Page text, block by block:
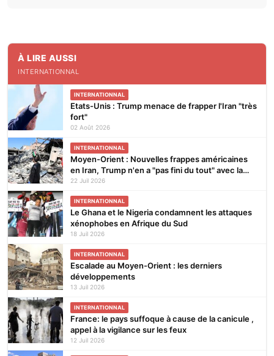
À LIRE AUSSI
INTERNATIONNAL
INTERNATIONNAL
Etats-Unis : Trump menace de frapper l'Iran "très
fort"
02 Août 2026
INTERNATIONNAL
Moyen-Orient : Nouvelles frappes américaines
en Iran, Trump n'en a "pas fini du tout" avec la
guerre
22 Juil 2026
INTERNATIONNAL
Le Ghana et le Nigeria condamnent les attaques
xénophobes en Afrique du Sud
18 Juil 2026
INTERNATIONNAL
Escalade au Moyen-Orient : les derniers
développements
13 Juil 2026
INTERNATIONNAL
France: le pays suffoque à cause de la canicule ,
appel à la vigilance sur les feux
12 Juil 2026